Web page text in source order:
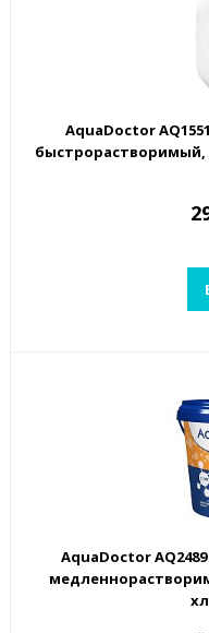
AquaDoctor
быстрорастворимый,
AquaDoctor